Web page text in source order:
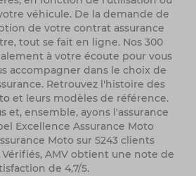
véhicule. De la demande de
de votre contrat assurance
tout se fait en ligne. Nos 300
à votre écoute pour vous
accompagner dans le choix de
Retrouvez l'histoire des
et leurs modèles de référence.
et, ensemble, ayons l'assurance
Excellence Assurance Moto
Moto sur 5243 clients
AMV obtient une note de
de 4,7/5.